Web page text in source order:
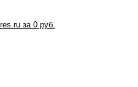
за 0 руб.